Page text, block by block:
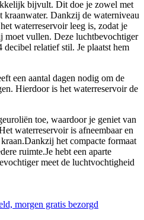
bijvult. Dit doe je zowel met
kraanwater. Dankzij de waterniveau
waterreservoir leeg is, zodat je
moet vullen. Deze luchtbevochtiger
relatief stil. Je plaatst hem
een aantal dagen nodig om de
Hierdoor is het waterreservoir de
toe, waardoor je geniet van
waterreservoir is afneembaar en
het compacte formaat
ruimte.Je hebt een aparte
meet de luchtvochtigheid
morgen gratis bezorgd